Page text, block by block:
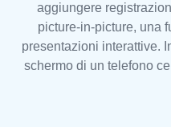
aggiungere
picture-in-picture, una
presentazioni interattive.
schermo di un telefono